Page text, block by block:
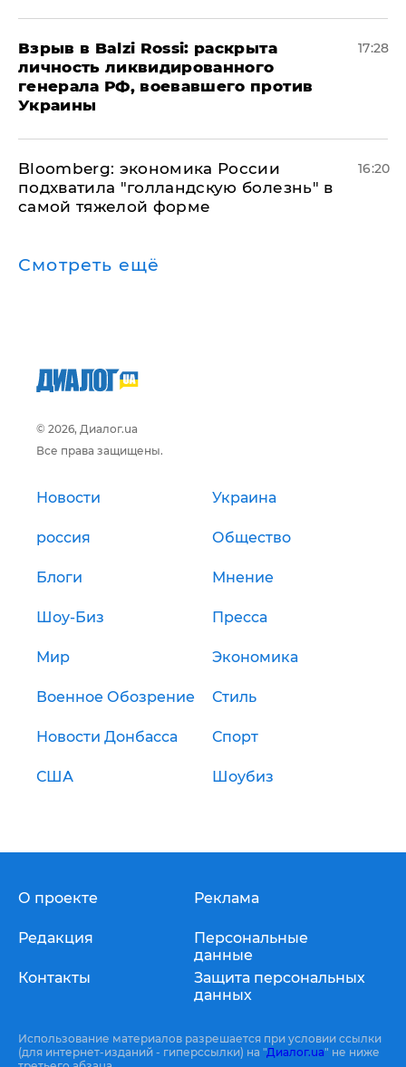
​Взрыв в Balzi Rossi: раскрыта
личность ликвидированного
генерала РФ, воевавшего против
Украины
17:28
Bloomberg: экономика России
подхватила "голландскую болезнь" в
самой тяжелой форме
16:20
Смотреть ещё
© 2026, Диалог.ua
Все права защищены.
Новости Украина
россия Общество
Блоги Мнение
Шоу-Биз Пресса
Мир Экономика
Военное Обозрение Стиль
Новости Донбасса Спорт
США Шоубиз
О проекте
Редакция
Контакты
Реклама
Персональные
данные
Защита персональных
данных
Использование материалов разрешается при условии ссылки
(для интернет-изданий - гиперссылки) на "Диалог.ua" не ниже